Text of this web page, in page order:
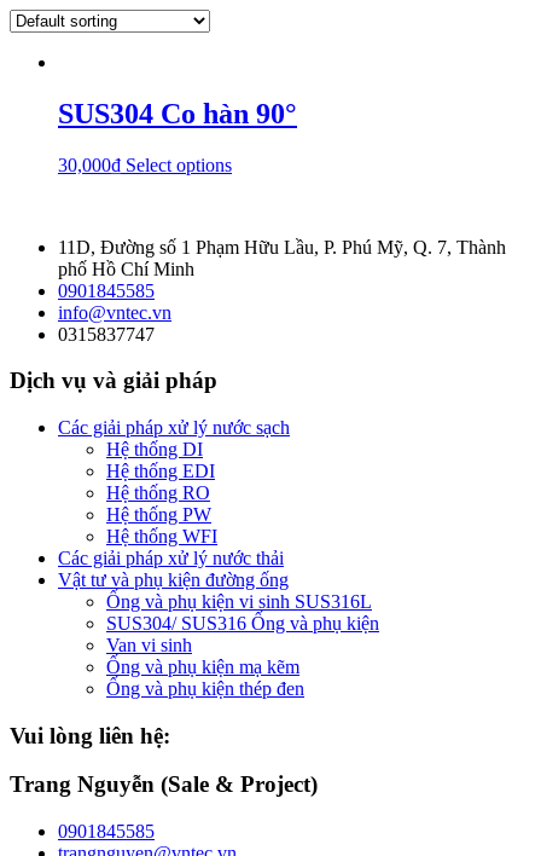
SUS304 Co hàn 90°
30,000₫ Select options
11D, Đường số 1 Phạm Hữu Lầu, P. Phú Mỹ, Q. 7, Thành
phố Hồ Chí Minh
0901845585
info@vntec.vn
0315837747
Dịch vụ và giải pháp
Các giải pháp xử lý nước sạch
Hệ thống DI
Hệ thống EDI
Hệ thống RO
Hệ thống PW
Hệ thống WFI
Các giải pháp xử lý nước thải
Vật tư và phụ kiện đường ống
Ống và phụ kiện vi sinh SUS316L
SUS304/ SUS316 Ống và phụ kiện
Van vi sinh
Ống và phụ kiện mạ kẽm
Ống và phụ kiện thép đen
Vui lòng liên hệ:
Trang Nguyễn (Sale & Project)
0901845585